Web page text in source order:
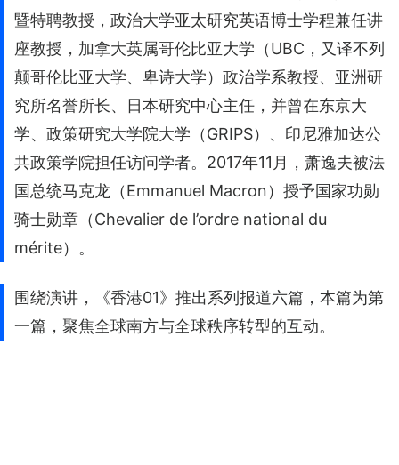
暨特聘教授，政治大学亚太研究英语博士学程兼任讲
座教授，加拿大英属哥伦比亚大学（UBC，又译不列
颠哥伦比亚大学、卑诗大学）政治学系教授、亚洲研
究所名誉所长、日本研究中心主任，并曾在东京大
学、政策研究大学院大学（GRIPS）、印尼雅加达公
共政策学院担任访问学者。2017年11月，萧逸夫被法
国总统马克龙（Emmanuel Macron）授予国家功勋
骑士勋章（Chevalier de l’ordre national du
mérite）。
围绕演讲，《香港01》推出系列报道六篇，本篇为第
一篇，聚焦全球南方与全球秩序转型的互动。